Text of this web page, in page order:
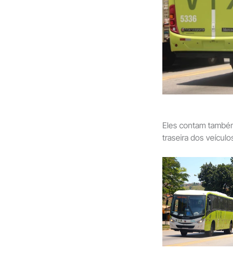
Eles contam
traseira dos